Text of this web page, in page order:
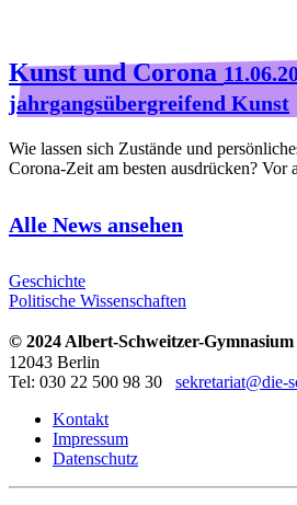
Kunst und Corona
jahrgangsübergreifend Kunst
Wie lassen sich Zustände und
Corona-Zeit am besten ausdrücken? Vor
Alle News ansehen
Geschichte
Politische Wissenschaften
© 2024 Albert-Schweitzer-Gymnasium
12043 Berlin
Tel: 030 22 500 98 30 sekretariat@die-
Kontakt
Impressum
Datenschutz